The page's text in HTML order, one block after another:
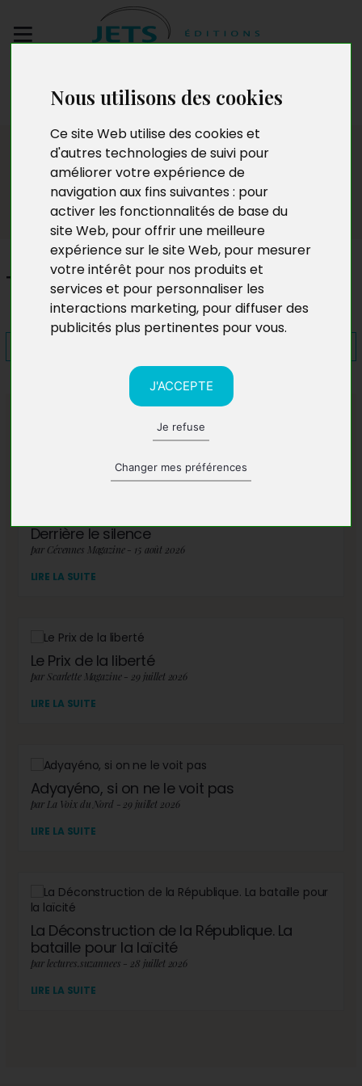
Nous utilisons des cookies
Ce site Web utilise des cookies et
d'autres technologies de suivi pour
améliorer votre expérience de
navigation aux fins suivantes : pour
activer les fonctionnalités de base du
site Web, pour offrir une meilleure
expérience sur le site Web, pour mesurer
votre intérêt pour nos produits et
services et pour personnaliser les
interactions marketing, pour diffuser des
publicités plus pertinentes pour vous.
J'ACCEPTE
Je refuse
Changer mes préférences
manuscrit
Presse
Toi et les Autres
A lire également
Derrière le silence
par Cévennes Magazine - 15 août 2026
LIRE LA SUITE
Le Prix de la liberté
par Scarlette Magazine - 29 juillet 2026
LIRE LA SUITE
Adyayéno, si on ne le voit pas
par La Voix du Nord - 29 juillet 2026
LIRE LA SUITE
La Déconstruction de la République. La
bataille pour la laïcité
par lectures.suzannees - 28 juillet 2026
LIRE LA SUITE